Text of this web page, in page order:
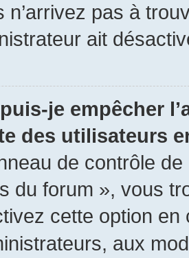
n’arrivez pas à
ait
je empêcher
des utilisateurs
de contrôle
du forum », vous
cette option
aux